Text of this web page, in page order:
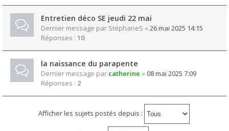
Entretien déco SE jeudi 22 mai
Dernier message par StéphaneS « 26 mai 2025 14:15
Réponses : 10
la naissance du parapente
Dernier message par catherine « 08 mai 2025 7:09
Réponses : 2
Afficher les sujets postés depuis :